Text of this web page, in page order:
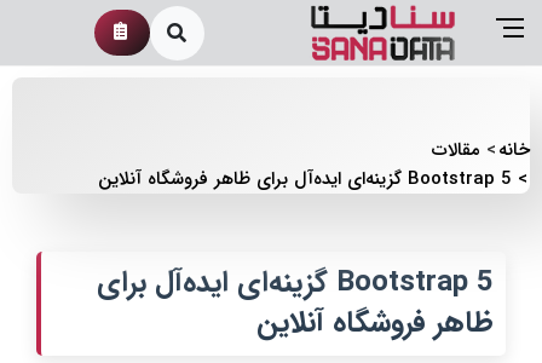
خانه
مقالات
Bootstrap 5 گزینه‌ای ایده‌آل برای ظاهر فروشگاه آنلاین
Bootstrap 5 گزینه‌ای ایده‌آل برای
ظاهر فروشگاه آنلاین